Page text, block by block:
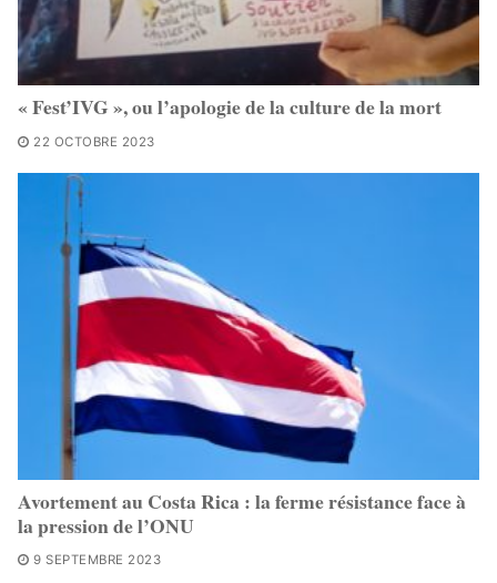
« Fest’IVG », ou l’apologie de la culture de la mort
22 OCTOBRE 2023
Avortement au Costa Rica : la ferme résistance face à
la pression de l’ONU
9 SEPTEMBRE 2023